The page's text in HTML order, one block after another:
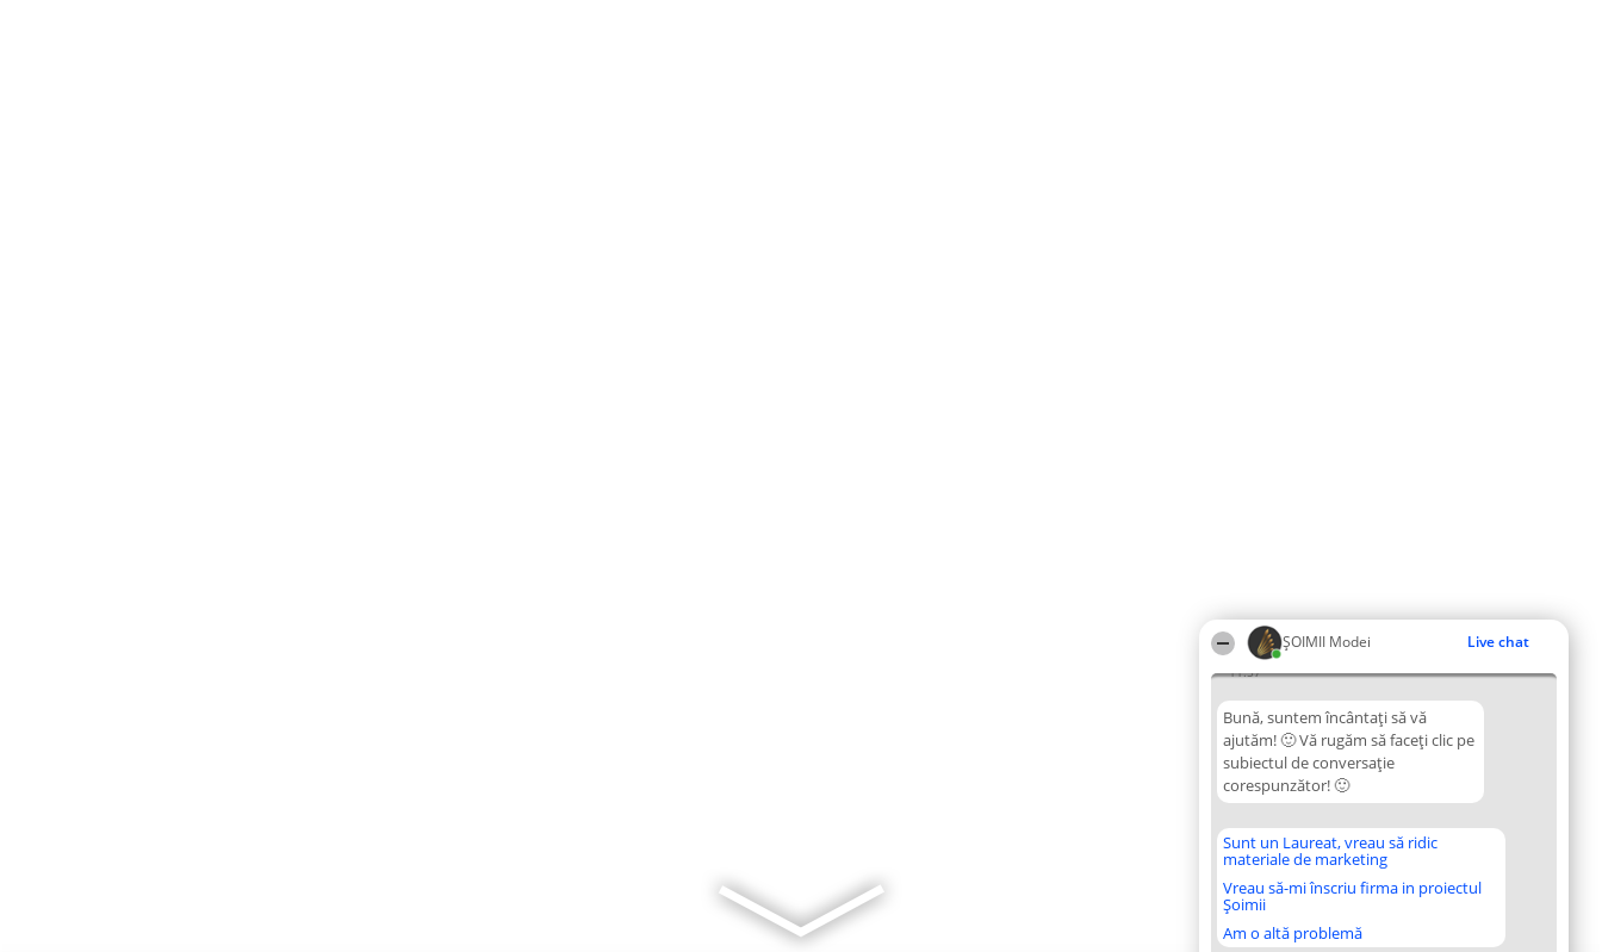
ȘOIMII Modei Live chat
11:57
Bună, suntem încântați să vă
ajutăm! 🙂 Vă rugăm să faceți clic pe
subiectul de conversație
corespunzător! 🙂
Sunt un Laureat, vreau să ridic
materiale de marketing
Vreau să-mi înscriu firma in proiectul
Șoimii
Am o altă problemă